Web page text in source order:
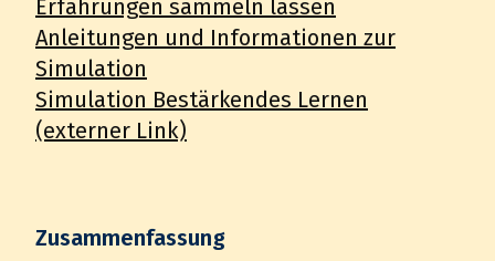
Erfahrungen sammeln lassen
Anleitungen und Informationen zur
Simulation
Simulation Bestärkendes Lernen
(externer Link)
Zusammenfassung